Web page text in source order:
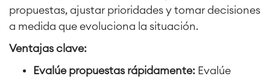
propuestas, ajustar prioridades y tomar decisiones
a medida que evoluciona la situación.
Ventajas clave:
Evalúe propuestas rápidamente: Evalúe